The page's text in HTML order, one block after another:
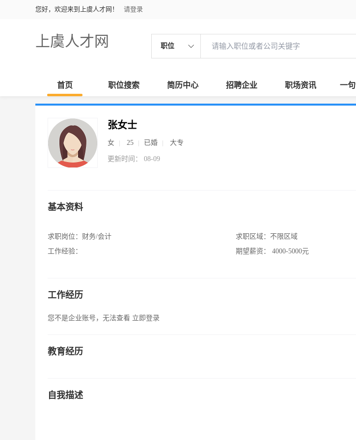
您好，欢迎来到上虞人才网！ 请登录
上虞人才网 职位
首页 职位搜索 简历中心 招聘企业 职场资讯 一
张女士
女 25 已婚 大专
更新时间： 08-09
基本资料
求职岗位： 财务/会计
工作经验：
求职区域： 不限区域
期望薪资：
4000-5000元
工作经历
您不是企业账号，无法查看 立即登录
教育经历
自我描述